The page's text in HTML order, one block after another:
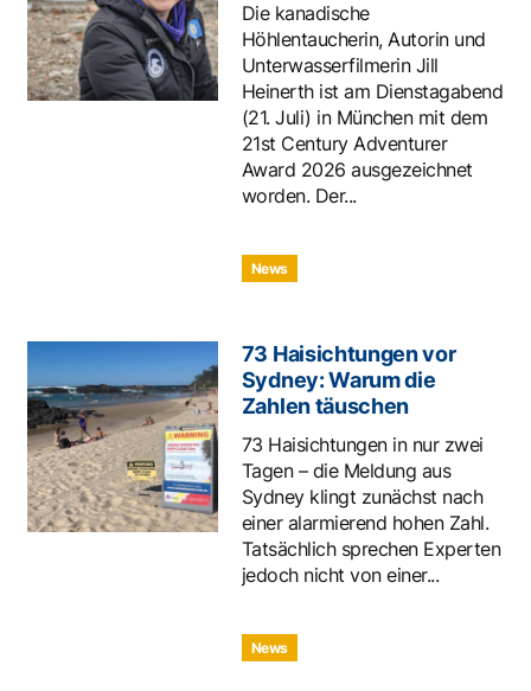
Die kanadische
Höhlentaucherin, Autorin und
Unterwasserfilmerin Jill
Heinerth ist am Dienstagabend
(21. Juli) in München mit dem
21st Century Adventurer
Award 2026 ausgezeichnet
worden. Der...
News
73 Haisichtungen vor
Sydney: Warum die
Zahlen täuschen
73 Haisichtungen in nur zwei
Tagen – die Meldung aus
Sydney klingt zunächst nach
einer alarmierend hohen Zahl.
Tatsächlich sprechen Experten
jedoch nicht von einer...
News